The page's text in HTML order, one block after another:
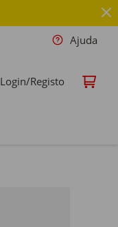
Ajuda
Login/Registo